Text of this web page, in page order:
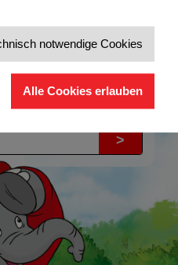
notwendige Cookies
Alle Cookies erlauben
und Aktionen
>